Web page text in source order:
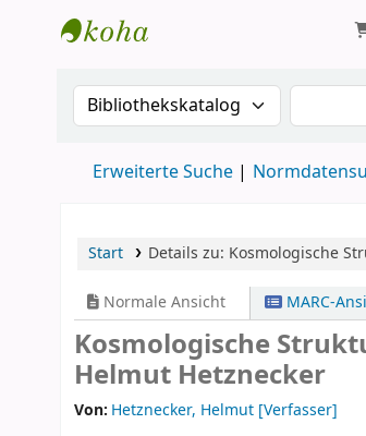
Suche im Katalog nach:Suche
Erweiterte Suche
Start Details zu: Kosmologische
Normale Ansicht MARC-
Kosmologische
Helmut Hetznecker
Von: Hetznecker, Helmut [Verfasser]